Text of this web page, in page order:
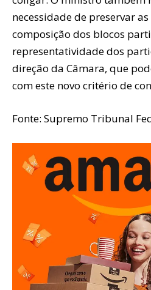
necessidade de preservar
composição dos blocos
representatividade dos
direção da Câmara, que
com este novo critério de
Fonte: Supremo Tribunal